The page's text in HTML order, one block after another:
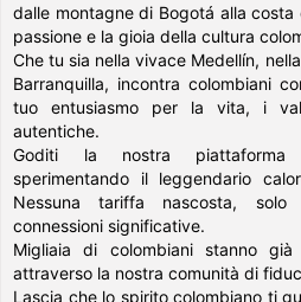
dalle montagne di Bogotá alla
passione e la gioia della cultura
Che tu sia nella vivace Medellín,
Barranquilla, incontra colombiani
tuo entusiasmo per la vita, i
autentiche.
Goditi la nostra piattaforma
sperimentando il leggendario
Nessuna tariffa nascosta, solo
connessioni significative.
Migliaia di colombiani stanno
attraverso la nostra comunità di
Lascia che lo spirito colombiano ti